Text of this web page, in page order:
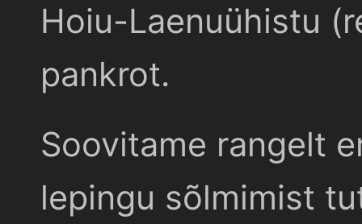
Hoiu-Laenuühistu
pankrot.
Soovitame rangelt
lepingu sõlmimist